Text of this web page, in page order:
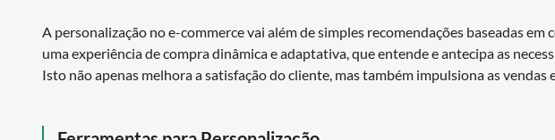
A personalização no e-commerce vai além de simples recomendações baseadas em
uma experiência de compra dinâmica e adaptativa, que entende e antecipa as
Isto não apenas melhora a satisfação do cliente, mas também impulsiona as vendas